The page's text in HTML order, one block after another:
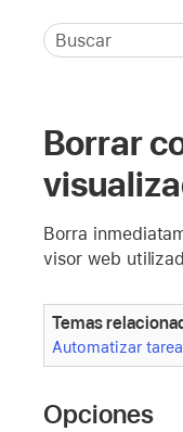
Borrar
Borra
visor web
Temas
Automatizar
Opciones